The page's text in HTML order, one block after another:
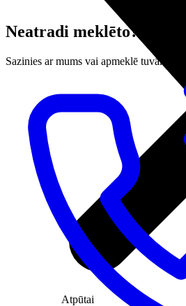
Atpūtai
Neatradi meklēto?
Sazinies ar mums vai apmeklē tuvāko